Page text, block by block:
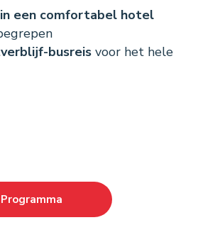
een comfortabel hotel
busreis voor het hele
Programma